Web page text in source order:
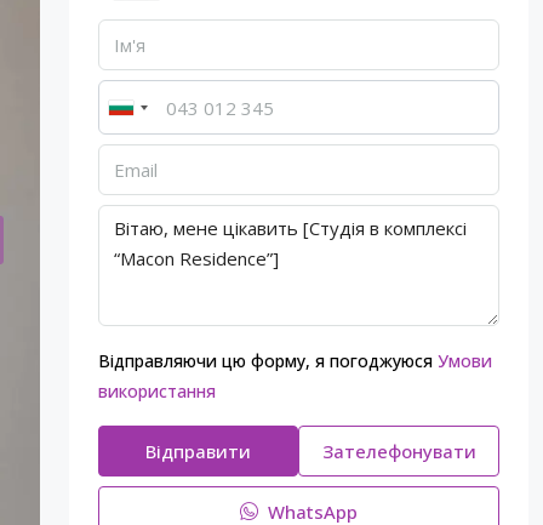
Відправляючи цю форму, я погоджуюся Умови
використання
Відправити Зателефонувати
WhatsApp